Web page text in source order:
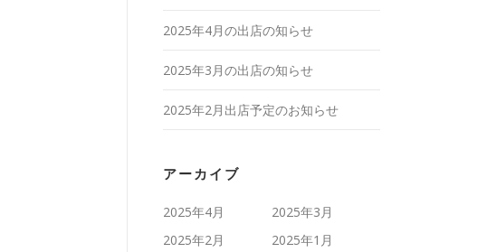
2025年4月の出店の知らせ
2025年3月の出店の知らせ
2025年2月出店予定のお知らせ
アーカイブ
2025年4月
2025年3月
2025年2月
2025年1月